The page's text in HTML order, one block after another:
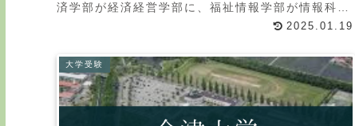
済学部が経済経営学部に、福祉情報学部が情報科学
部になり大きくカリキュラムが変更になりました。
2025.01.19
大学受験